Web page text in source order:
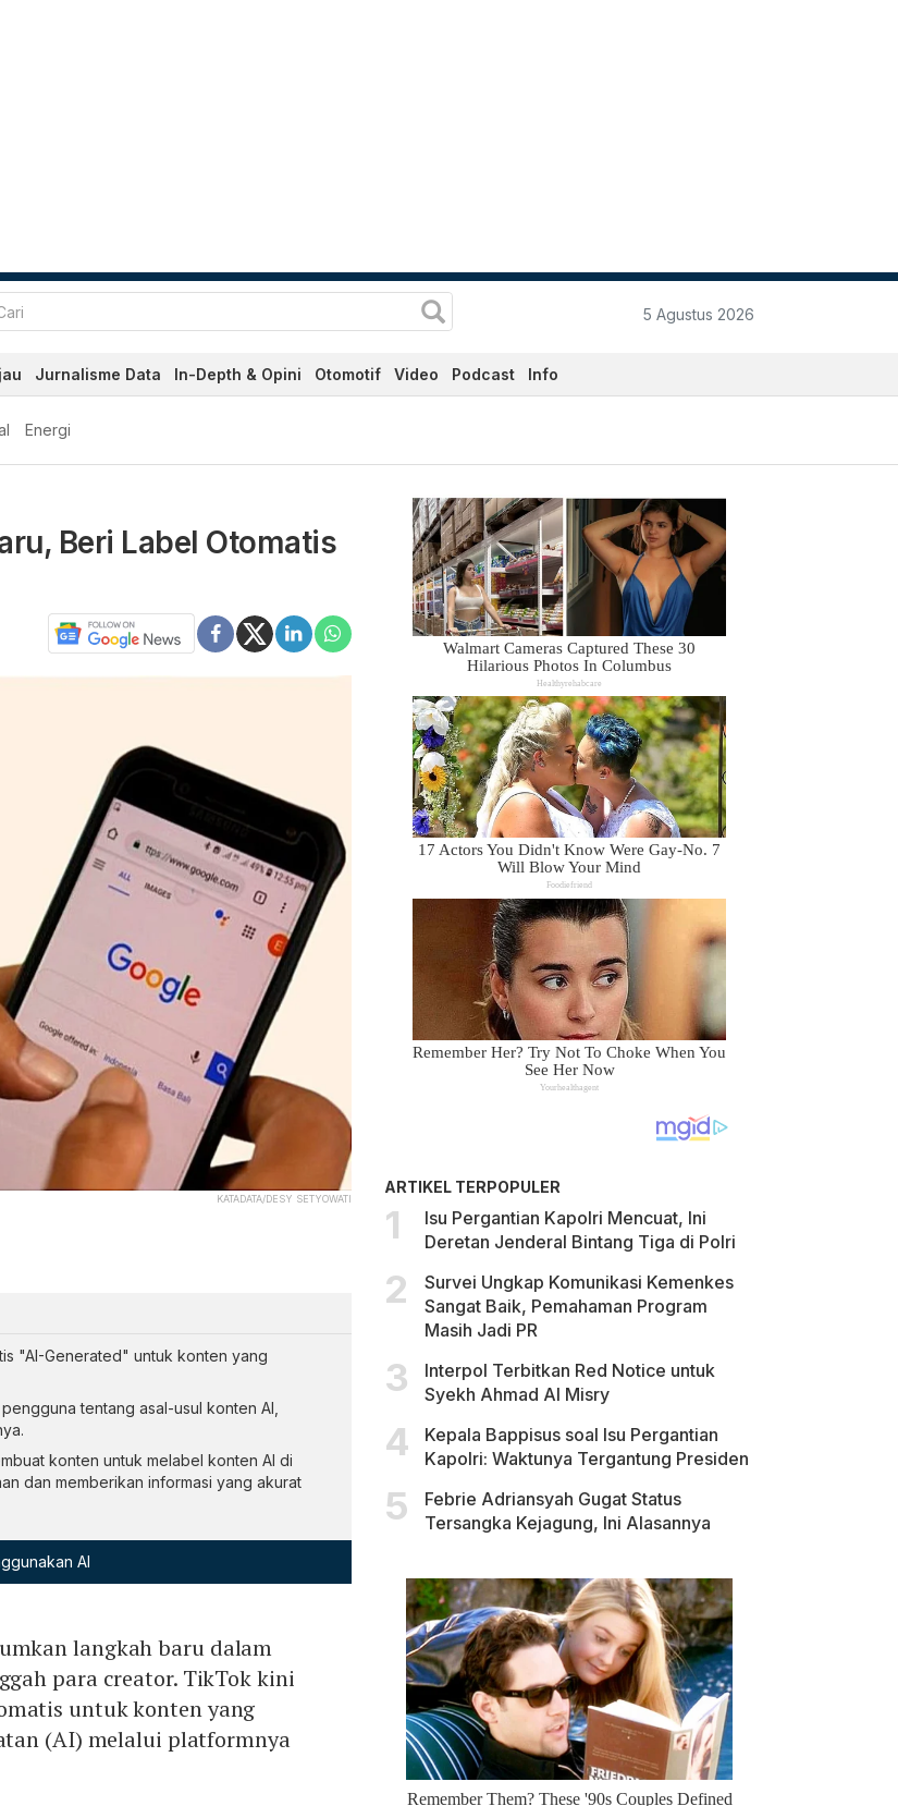
5 Agustus 2026
Jurnalisme Data In-Depth & Opini Otomotif Video Podcast Info
Energi
Beri Label Otomatis
KATADATA/DESY SETYOWATI
"AI-Generated" untuk konten yang
tentang asal-usul konten AI,
konten untuk melabel konten AI di
dan memberikan informasi yang akurat
AI
langkah baru dalam
para creator. TikTok kini
untuk konten yang
(AI) melalui platformnya
ARTIKEL TERPOPULER
Isu Pergantian Kapolri Mencuat, Ini
Deretan Jenderal Bintang Tiga di Polri
Survei Ungkap Komunikasi Kemenkes
Sangat Baik, Pemahaman Program
Masih Jadi PR
Interpol Terbitkan Red Notice untuk
Syekh Ahmad Al Misry
Kepala Bappisus soal Isu Pergantian
Kapolri: Waktunya Tergantung Presiden
Febrie Adriansyah Gugat Status
Tersangka Kejagung, Ini Alasannya